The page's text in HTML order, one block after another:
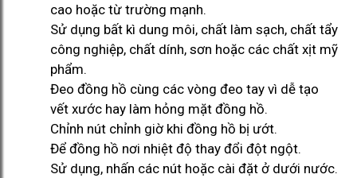
cao hoặc từ trường mạnh.
Sử dụng bất kì dung môi, chất làm sạch, chất tẩy
công nghiệp, chất dính, sơn hoặc các chất xịt mỹ
phẩm.
Đeo đồng hồ cùng các vòng đeo tay vì dễ tạo
vết xước hay làm hỏng mặt đồng hồ.
Chỉnh nút chỉnh giờ khi đồng hồ bị ướt.
Để đồng hồ nơi nhiệt độ thay đổi đột ngột.
Sử dụng, nhấn các nút hoặc cài đặt ở dưới nước.